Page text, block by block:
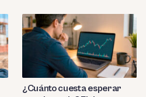
¿Cuánto cuesta esperar